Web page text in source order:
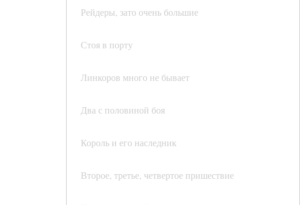
Рейдеры, зато очень большие
Стоя в порту
Линкоров много не бывает
Два с половиной боя
Король и его наследник
Второе, третье, четвертое пришествие